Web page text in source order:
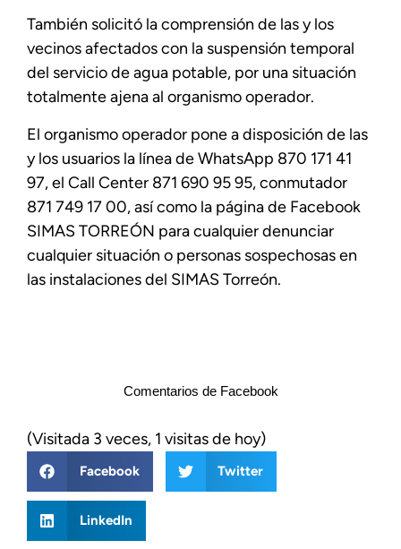
También solicitó la comprensión de las y los
vecinos afectados con la suspensión temporal
del servicio de agua potable, por una situación
totalmente ajena al organismo operador.
El organismo operador pone a disposición de las
y los usuarios la línea de WhatsApp 870 171 41
97, el Call Center 871 690 95 95, conmutador
871 749 17 00, así como la página de Facebook
SIMAS TORREÓN para cualquier denunciar
cualquier situación o personas sospechosas en
las instalaciones del SIMAS Torreón.
Comentarios de Facebook
(Visitada 3 veces, 1 visitas de hoy)
Facebook Twitter
LinkedIn